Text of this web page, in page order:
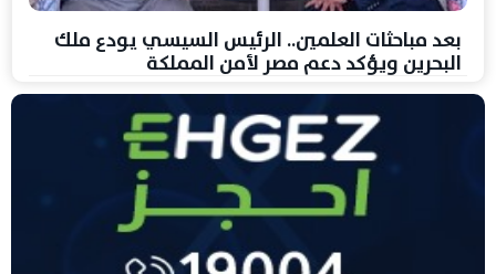
بعد مباحثات العلمين.. الرئيس السيسي يودع ملك
البحرين ويؤكد دعم مصر لأمن المملكة